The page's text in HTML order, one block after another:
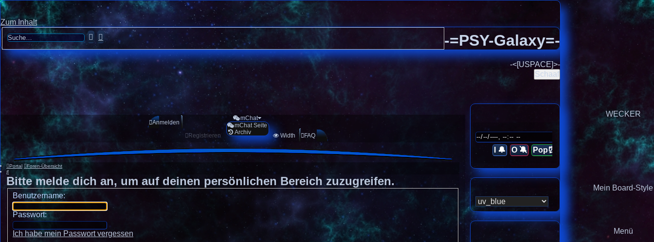
-=PSY-Galaxy=-
-<[USPACE]>-
Schaaf
Zum Inhalt
Suche
Erweiterte
Suche
Anmelden
Registrieren
mChat
mChat Seite
Archiv
Width FAQ
Portal
Foren-Übersicht
Suche
Bitte melde dich an, um auf deinen persönlichen Bereich zuzugreifen.
Benutzername:
Passwort:
Ich habe mein Passwort vergessen
WECKER
I 🔔 O 🔕 Pop⏰
Mein Board-Style
Menü